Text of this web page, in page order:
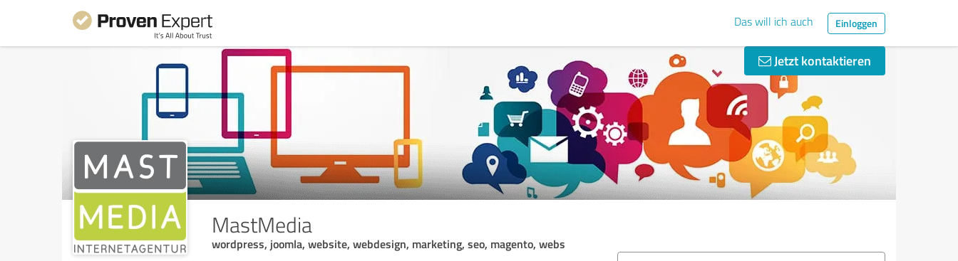
Das will ich auch Einloggen
Jetzt kontaktieren
MastMedia
wordpress, joomla, website, webdesign, marketing, seo, magento, webs